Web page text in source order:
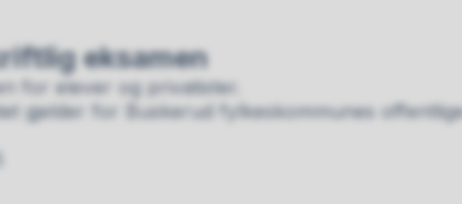
eksamen
for elever og privatister.
gjelder for Buskerud fylkeskommunes